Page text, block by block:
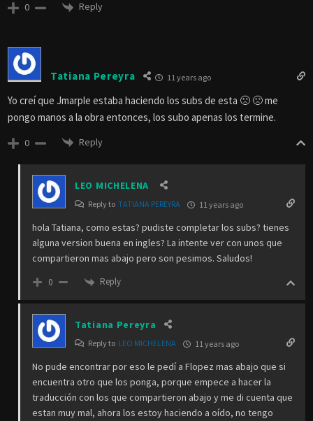
0 Reply
Tatiana Pereyra 11 years ago
Yo creí que Jmarple estaba haciendo los subs de esta 🙁 🙁 me
pongo manos a la obra entonces, los subo apenas los termine.
0 Reply
LEO MICHELENA
Reply to TATIANA PEREYRA 11 years ago
hola Tatiana, como estas? pudiste completar los subs? tienes
alguna version buena en ingles? La intente ver con unos que
compartieron mas abajo pero son pesimos. Saludos!
0 Reply
Tatiana Pereyra
Reply to LEO MICHELENA 11 years ago
No pude encontrar por eso le pedí a Flopez mas abajo que si
encuentra otro que los ponga, porque empece a hacer la
traducción con los que compartieron abajo y me di cuenta que
estan muy mal, ahora los estoy haciendo a oído, no tengo